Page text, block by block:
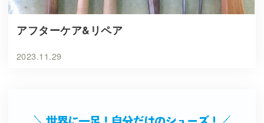
アフターケア&リペア
2023.11.29